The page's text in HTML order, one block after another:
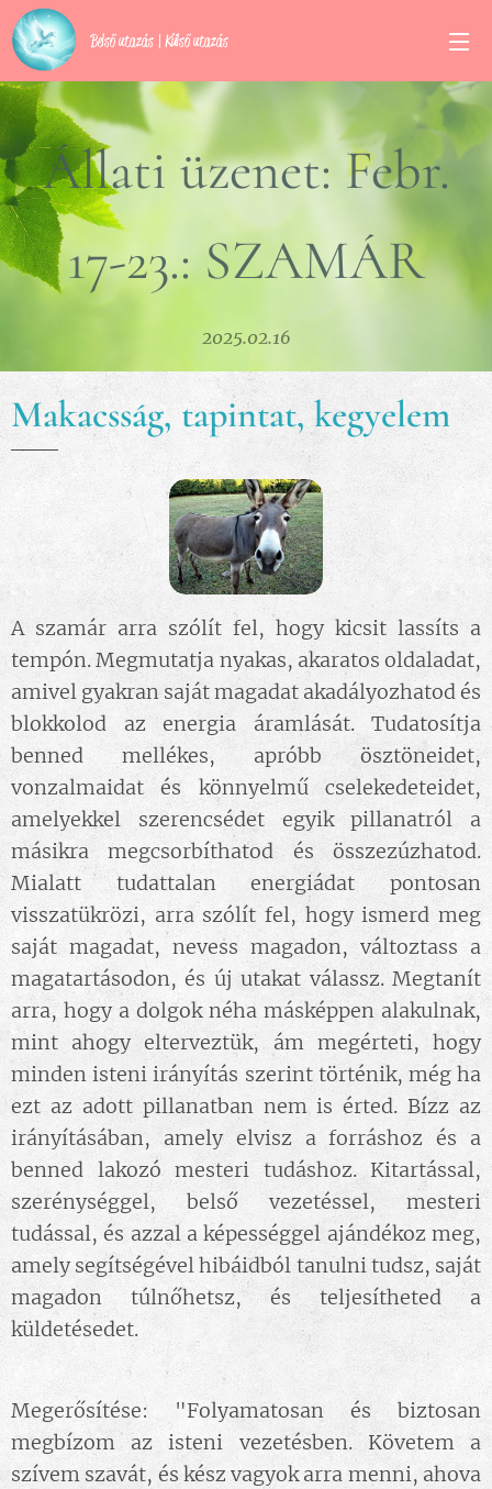
Belső utazás | Külső utazás
Állati üzenet: Febr.
17-23.: SZAMÁR
2025.02.16
Makacsság, tapintat, kegyelem
A szamár arra szólít fel, hogy kicsit lassíts a
tempón. Megmutatja nyakas, akaratos oldaladat,
amivel gyakran saját magadat akadályozhatod és
blokkolod az energia áramlását. Tudatosítja
benned mellékes, apróbb ösztöneidet,
vonzalmaidat és könnyelmű cselekedeteidet,
amelyekkel szerencsédet egyik pillanatról a
másikra megcsorbíthatod és összezúzhatod.
Mialatt tudattalan energiádat pontosan
visszatükrözi, arra szólít fel, hogy ismerd meg
saját magadat, nevess magadon, változtass a
magatartásodon, és új utakat válassz. Megtanít
arra, hogy a dolgok néha másképpen alakulnak,
mint ahogy elterveztük, ám megérteti, hogy
minden isteni irányítás szerint történik, még ha
ezt az adott pillanatban nem is érted. Bízz az
irányításában, amely elvisz a forráshoz és a
benned lakozó mesteri tudáshoz. Kitartással,
szerénységgel, belső vezetéssel, mesteri
tudással, és azzal a képességgel ajándékoz meg,
amely segítségével hibáidból tanulni tudsz, saját
magadon túlnőhetsz, és teljesítheted a
küldetésedet.
Megerősítése: "Folyamatosan és biztosan
megbízom az isteni vezetésben. Követem a
szívem szavát, és kész vagyok arra menni, ahova